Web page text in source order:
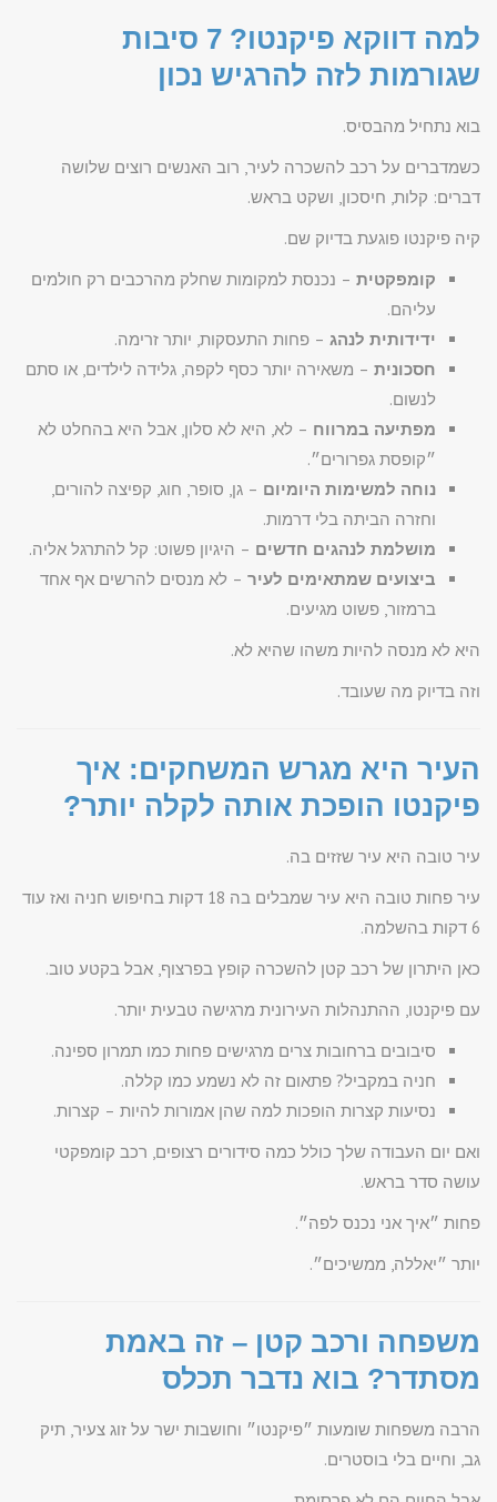
למה דווקא פיקנטו? 7 סיבות
שגורמות לזה להרגיש נכון
בוא נתחיל מהבסיס.
כשמדברים על רכב להשכרה לעיר, רוב האנשים רוצים שלושה
דברים: קלות, חיסכון, ושקט בראש.
קיה פיקנטו פוגעת בדיוק שם.
קומפקטית – נכנסת למקומות שחלק מהרכבים רק חולמים
עליהם.
ידידותית לנהג – פחות התעסקות, יותר זרימה.
חסכונית – משאירה יותר כסף לקפה, גלידה לילדים, או סתם
לנשום.
מפתיעה במרווח – לא, היא לא סלון, אבל היא בהחלט לא
״קופסת גפרורים״.
נוחה למשימות היומיום – גן, סופר, חוג, קפיצה להורים,
וחזרה הביתה בלי דרמות.
מושלמת לנהגים חדשים – היגיון פשוט: קל להתרגל אליה.
ביצועים שמתאימים לעיר – לא מנסים להרשים אף אחד
ברמזור, פשוט מגיעים.
היא לא מנסה להיות משהו שהיא לא.
וזה בדיוק מה שעובד.
העיר היא מגרש המשחקים: איך
פיקנטו הופכת אותה לקלה יותר?
עיר טובה היא עיר שזזים בה.
עיר פחות טובה היא עיר שמבלים בה 18 דקות בחיפוש חניה ואז עוד
6 דקות בהשלמה.
כאן היתרון של רכב קטן להשכרה קופץ בפרצוף, אבל בקטע טוב.
עם פיקנטו, ההתנהלות העירונית מרגישה טבעית יותר.
סיבובים ברחובות צרים מרגישים פחות כמו תמרון ספינה.
חניה במקביל? פתאום זה לא נשמע כמו קללה.
נסיעות קצרות הופכות למה שהן אמורות להיות – קצרות.
ואם יום העבודה שלך כולל כמה סידורים רצופים, רכב קומפקטי
עושה סדר בראש.
פחות ״איך אני נכנס לפה״.
יותר ״יאללה, ממשיכים״.
משפחה ורכב קטן – זה באמת
מסתדר? בוא נדבר תכלס
הרבה משפחות שומעות ״פיקנטו״ וחושבות ישר על זוג צעיר, תיק
גב, וחיים בלי בוסטרים.